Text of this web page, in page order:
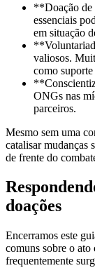
**Doação de
essenciais
em situação
valiosos.
como
ONGs nas
parceiros.
Mesmo sem uma
catalisar mudanças
de frente do
doações
Encerramos este
comuns sobre o ato
frequentemente